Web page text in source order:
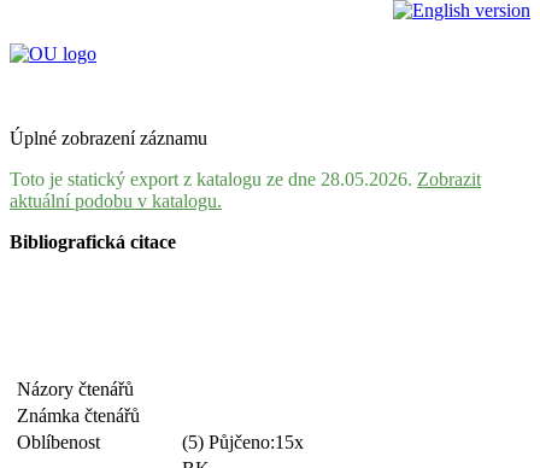
Úplné zobrazení záznamu
Toto je statický export z katalogu ze dne 28.05.2026. Zobrazit
aktuální podobu v katalogu.
Bibliografická citace
Názory čtenářů
Známka čtenářů
Oblíbenost
(5) Půjčeno:15x